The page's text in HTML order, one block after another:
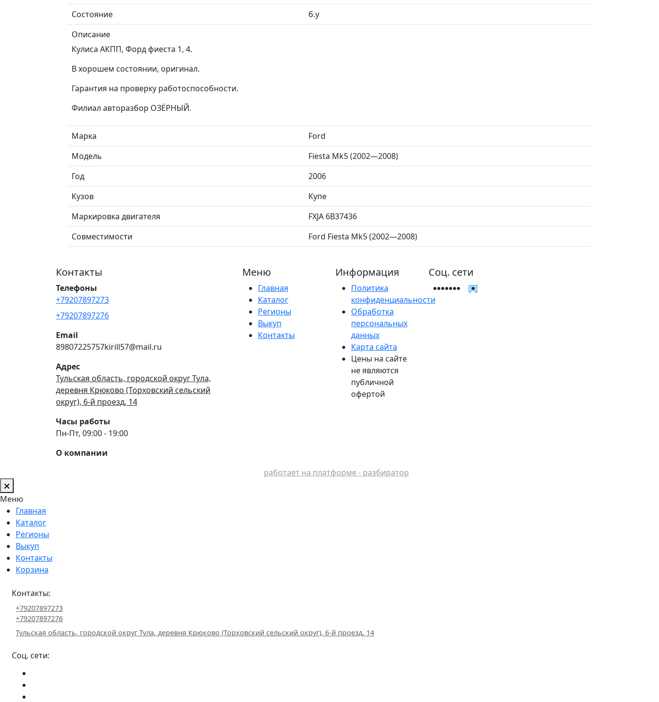
Состояние
б.у
Описание
Кулиса АКПП, Форд фиеста 1, 4.
В хорошем состоянии, оригинал.
Гарантия на проверку работоспособности.
Филиал авторазбор ОЗЁРНЫЙ.
Марка
Ford
Модель
Fiesta Mk5 (2002—2008)
Год
2006
Кузов
Купе
Маркировка двигателя
FXJA 6B37436
Совместимости
Ford Fiesta Mk5 (2002—2008)
Контакты
Телефоны
+79207897273
+79207897276
Email
89807225757kirill57@mail.ru
Адрес
Тульская область, городской округ Тула,
деревня Крюково (Торховский сельский
округ), 6-й проезд, 14
Часы работы
Пн-Пт, 09:00 - 19:00
О компании
Меню
Главная
Каталог
Регионы
Выкуп
Контакты
Информация
Политика
конфиденциальности
Обработка
персональных
данных
Карта сайта
Цены на сайте
не являются
публичной
офертой
Соц. сети
работает на платформе - разбиратор
Меню
Главная
Каталог
Регионы
Выкуп
Контакты
Корзина
Контакты:
+79207897273
+79207897276
Тульская область, городской округ Тула, деревня Крюково (Торховский сельский округ), 6-й проезд, 14
Соц. сети: